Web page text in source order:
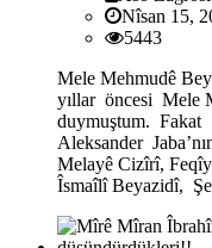
Nîsan 15,
5443
Mele Mehmudê
yıllar öncesi Mele
duymuştum.
Aleksander
Melayê Cizîrî,
Îsmaîlî Beyazidî,